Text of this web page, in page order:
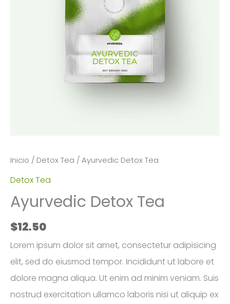
Inicio / Detox Tea / Ayurvedic Detox Tea
Detox Tea
Ayurvedic Detox Tea
$12.50
Lorem ipsum dolor sit amet, consectetur adipisicing
elit, sed do eiusmod tempor. Incididunt ut labore et
dolore magna aliqua. Ut enim ad minim veniam. Suis
nostrud exercitation ullamco laboris nisi ut aliquip ex